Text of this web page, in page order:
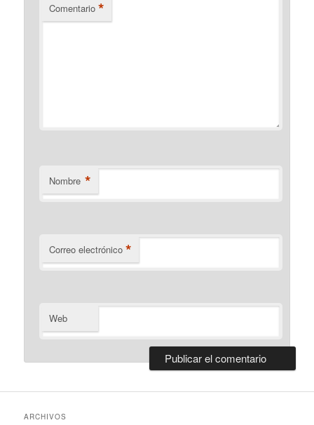
Comentario *
Nombre *
Correo electrónico *
Web
ARCHIVOS